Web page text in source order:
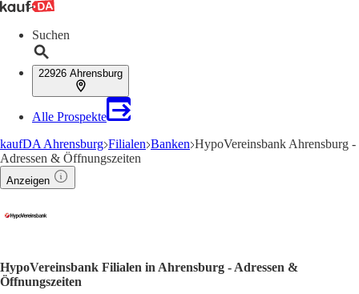
Suchen
22926 Ahrensburg
Alle Prospekte
kaufDA Ahrensburg Filialen Banken HypoVereinsbank Ahrensburg -
Adressen & Öffnungszeiten
Anzeigen
HypoVereinsbank Filialen in Ahrensburg - Adressen &
Öffnungszeiten